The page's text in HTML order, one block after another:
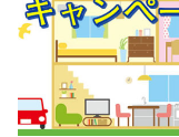
シ
ン